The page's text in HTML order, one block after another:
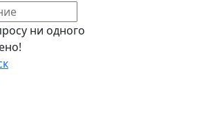
ни одного